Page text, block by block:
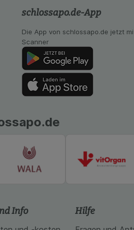
Statistik & Tracking:
Hierüber
unserer Website sammeln, mit
gestalten. Bitte beachten Sie,
Medien übertragen werden.
schlossapo.de-App
Die App von schlossapo.de jetzt
Scanner
Info Hilfe